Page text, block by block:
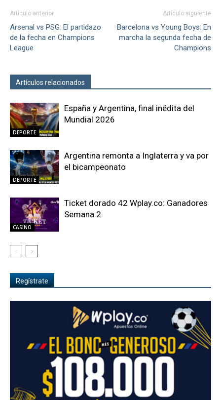
Artículo anterior
Arsenal vs PSG: El partidazo
de la fecha en Champions
League
Artículo siguiente
Barcelona vs Young Boys: En
marcha la segunda fecha de
Champions
Artículos relacionados
DEPORTE
España y Argentina, final inédita del
Mundial 2026
DEPORTE
Argentina remonta a Inglaterra y va por
el bicampeonato
CASINO
Ticket dorado 42 Wplay.co: Ganadores
Semana 2
Regístrate